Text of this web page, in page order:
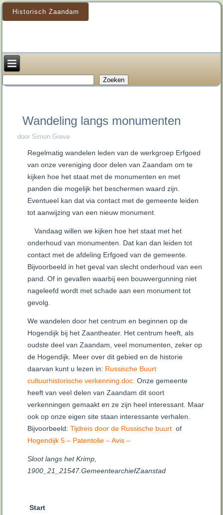
Historisch Zaandam
Zoeken
Wandeling langs monumenten
door Simon Greve
Regelmatig wandelen leden van de werkgroep Erfgoed
van onze vereniging door delen van Zaandam om te
kijken hoe het staat met de monumenten en met
panden die mogelijk het beschermen waard zijn.
Eventueel kan dat via contact met de gemeente leiden
tot aanwijzing van een nieuw monument.
Vandaag willen we kijken hoe het staat met het
onderhoud van monumenten. Dat kan dan leiden tot
contact met de afdeling Erfgoed van de gemeente.
Bijvoorbeeld in het geval van slecht onderhoud van een
pand. Of in gevallen waarbij een bouwvergunning niet
nageleefd wordt met schade aan een monument tot
gevolg.
We wandelen door het centrum en beginnen op de
Hogendijk bij het Zaantheater. Het centrum heeft, als
oudste deel van Zaandam, veel monumenten, zeker op
de Hogendijk. Meer over dit gebied en de historie
daarvan kunt u lezen in: Russische Buurt
cultuurhistorische verkenning.doc. Onze gemeente
heeft van veel delen van Zaandam dit soort
verkenningen gemaakt en ze zijn heel interessant. Maar
ook op onze eigen site staan interessante verhalen.
Bijvoorbeeld:Tijdreis door de Russische buurt of
Hogendijk 5 – Patentolie – Avis –
Sloot langs het Krimp,
1900_21_21547.GemeentearchiefZaanstad
Start